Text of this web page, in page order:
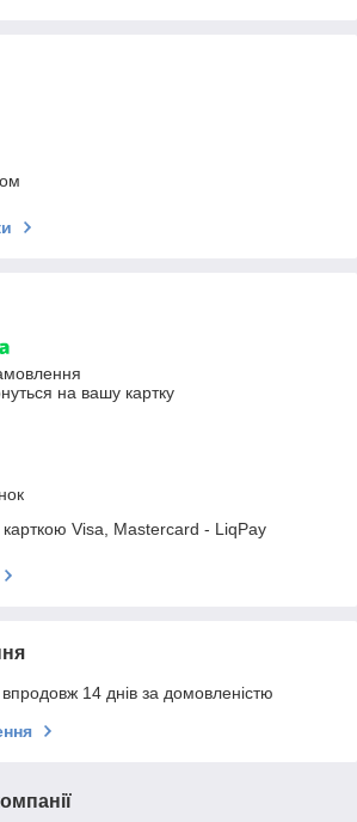
на вашу картку
Visa, Mastercard - LiqPay
14 днів за домовленістю